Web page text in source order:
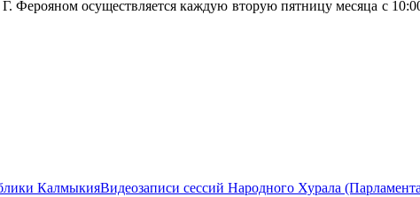
осуществляется каждую вторую пятницу месяца с
Видеозаписи сессий Народного Хурала